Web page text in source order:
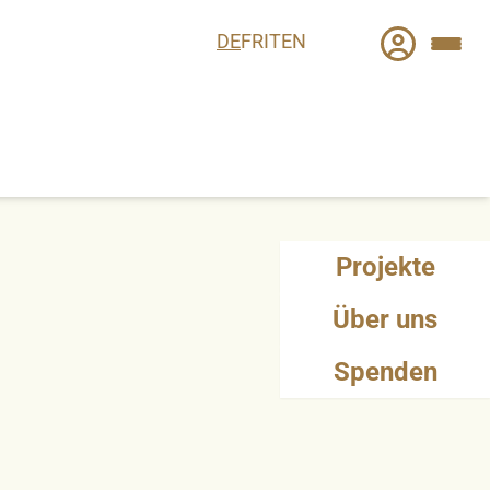
DEFRITEN
Projekte
Über uns
Spenden